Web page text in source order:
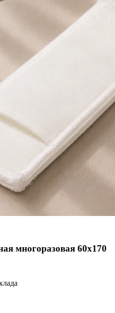
многоразовая 60x170